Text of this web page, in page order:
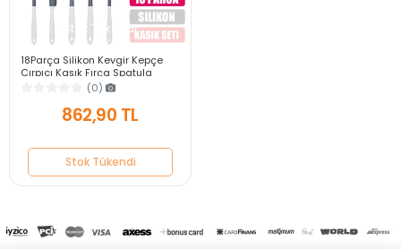
Stok Tükendi
18Parça Silikon Kevgir Kepçe
Çırpıcı Kaşık Fırça Spatula
Maşa Servis Seti Bambu Saplı
Mutfak Takımı
(0)
862,90 TL
Stok Tükendi